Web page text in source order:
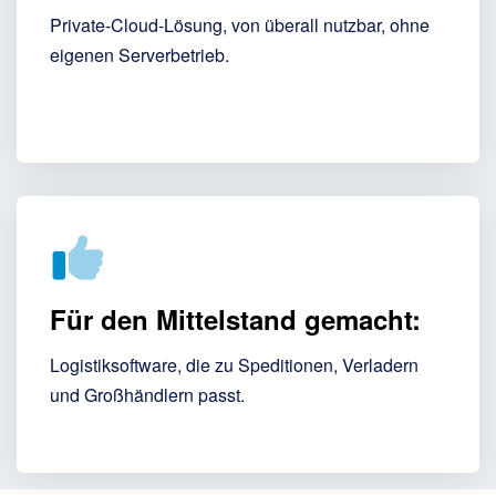
Private-Cloud-Lösung, von überall nutzbar, ohne
eigenen Serverbetrieb.
Für den Mittelstand gemacht:
Logistiksoftware, die zu Speditionen, Verladern
und Großhändlern passt.